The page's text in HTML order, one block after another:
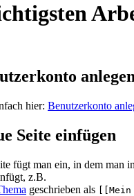
anlegen
hier: Benutzerkonto
Seite einfügen
fügt man ein, in dem man
z.B.
geschrieben als [[Mein